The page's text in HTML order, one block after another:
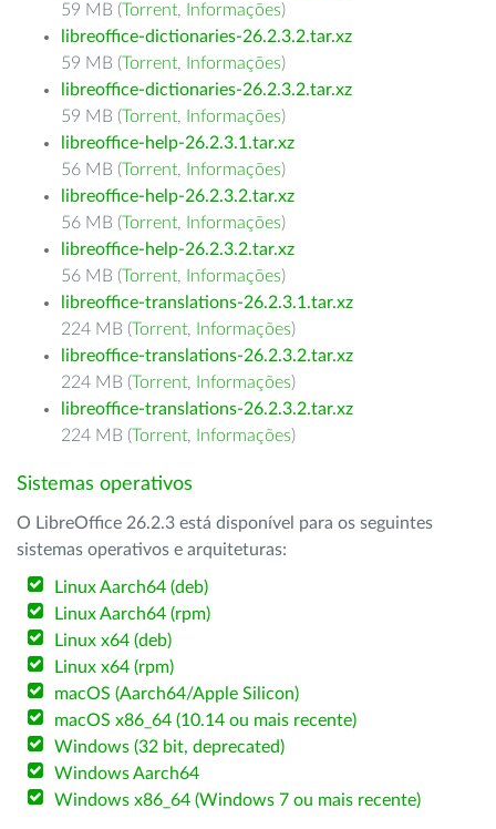
59 MB (Torrent, Informações)
libreoffice-dictionaries-26.2.3.2.tar.xz
59 MB (Torrent, Informações)
libreoffice-dictionaries-26.2.3.2.tar.xz
59 MB (Torrent, Informações)
libreoffice-help-26.2.3.1.tar.xz
56 MB (Torrent, Informações)
libreoffice-help-26.2.3.2.tar.xz
56 MB (Torrent, Informações)
libreoffice-help-26.2.3.2.tar.xz
56 MB (Torrent, Informações)
libreoffice-translations-26.2.3.1.tar.xz
224 MB (Torrent, Informações)
libreoffice-translations-26.2.3.2.tar.xz
224 MB (Torrent, Informações)
libreoffice-translations-26.2.3.2.tar.xz
224 MB (Torrent, Informações)
Sistemas operativos
O LibreOffice 26.2.3 está disponível para os seguintes
sistemas operativos e arquiteturas:
Linux Aarch64 (deb)
Linux Aarch64 (rpm)
Linux x64 (deb)
Linux x64 (rpm)
macOS (Aarch64/Apple Silicon)
macOS x86_64 (10.14 ou mais recente)
Windows (32 bit, deprecated)
Windows Aarch64
Windows x86_64 (Windows 7 ou mais recente)